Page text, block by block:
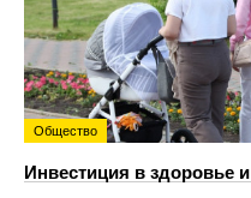
Общество
Инвестиция в здоровье